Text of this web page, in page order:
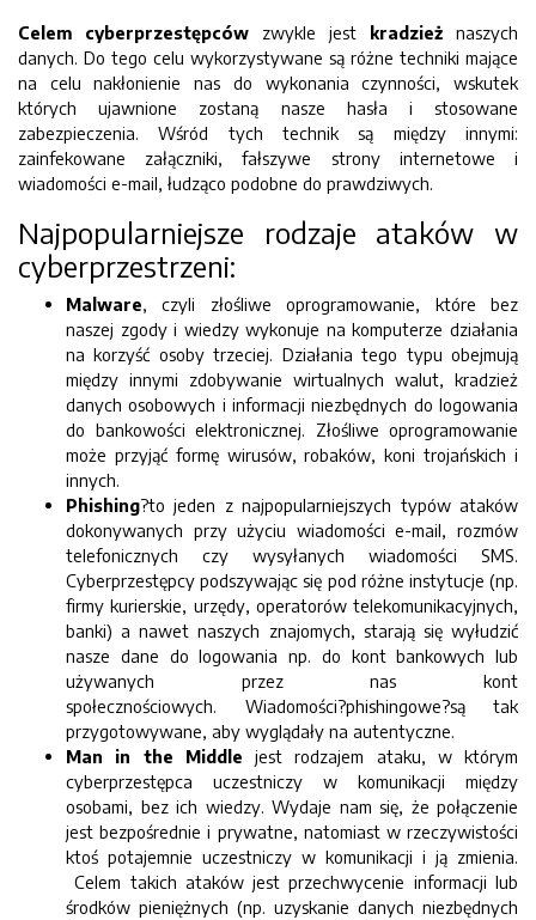
Celem cyberprzestępców zwykle jest kradzież naszych
danych. Do tego celu wykorzystywane są różne techniki mające
na celu nakłonienie nas do wykonania czynności, wskutek
których ujawnione zostaną nasze hasła i stosowane
zabezpieczenia. Wśród tych technik są między innymi:
zainfekowane załączniki, fałszywe strony internetowe i
wiadomości e-mail, łudząco podobne do prawdziwych.
Najpopularniejsze rodzaje ataków w
cyberprzestrzeni:
Malware, czyli złośliwe oprogramowanie, które bez
naszej zgody i wiedzy wykonuje na komputerze działania
na korzyść osoby trzeciej. Działania tego typu obejmują
między innymi zdobywanie wirtualnych walut, kradzież
danych osobowych i informacji niezbędnych do logowania
do bankowości elektronicznej. Złośliwe oprogramowanie
może przyjąć formę wirusów, robaków, koni trojańskich i
innych.
Phishing?to jeden z najpopularniejszych typów ataków
dokonywanych przy użyciu wiadomości e-mail, rozmów
telefonicznych czy wysyłanych wiadomości SMS.
Cyberprzestępcy podszywając się pod różne instytucje (np.
firmy kurierskie, urzędy, operatorów telekomunikacyjnych,
banki) a nawet naszych znajomych, starają się wyłudzić
nasze dane do logowania np. do kont bankowych lub
używanych przez nas kont
społecznościowych. Wiadomości?phishingowe?są tak
przygotowywane, aby wyglądały na autentyczne.
Man in the Middle jest rodzajem ataku, w którym
cyberprzestępca uczestniczy w komunikacji między
osobami, bez ich wiedzy. Wydaje nam się, że połączenie
jest bezpośrednie i prywatne, natomiast w rzeczywistości
ktoś potajemnie uczestniczy w komunikacji i ją zmienia.
Celem takich ataków jest przechwycenie informacji lub
środków pieniężnych (np. uzyskanie danych niezbędnych